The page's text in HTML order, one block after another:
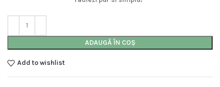
ADAUGĂ ÎN COȘ
Add to wishlist